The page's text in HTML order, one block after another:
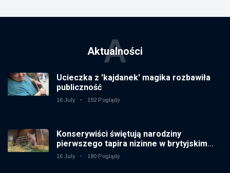
Aktualności
A
Ucieczka z 'kajdanek' magika rozbawiła
publiczność
16 July 192 Poglądy
Konserywiści świętują narodziny
pierwszego tapira nizinne w brytyjskim
zoo od 14 lat
16 July 180 Poglądy